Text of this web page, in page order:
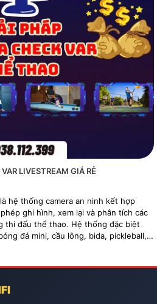
LIVESTREAM GIÁ RẺ
hệ thống camera an ninh kết hợp
ghi hình, xem lại và phân tích các
thi đấu thể thao. Hệ thống đặc biệt
đá mini, cầu lông, bida, pickleball,